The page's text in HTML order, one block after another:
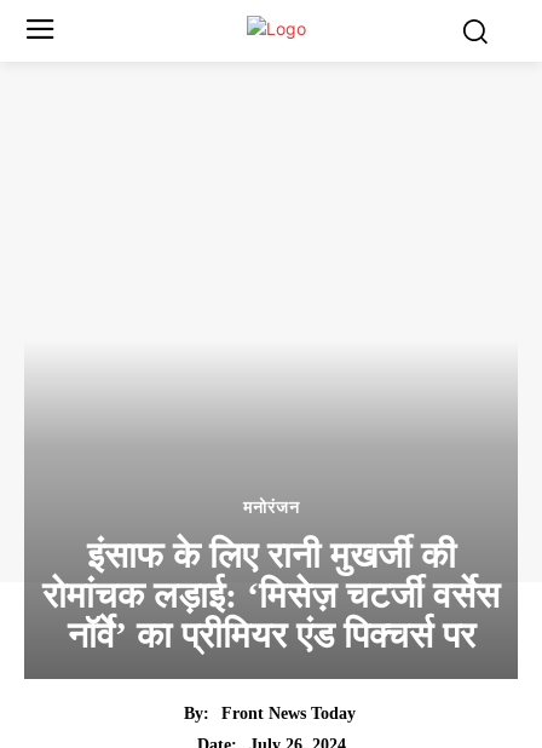
मनोरंजन
इंसाफ के लिए रानी मुखर्जी की
रोमांचक लड़ाई: ‘मिसेज़ चटर्जी वर्सेस
नॉर्वे’ का प्रीमियर एंड पिक्चर्स पर
By:
Front News Today